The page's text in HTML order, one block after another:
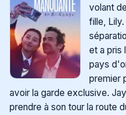
volant
fille,
et a pris
pays
premier
avoir la garde exclusive.
prendre à son tour la route